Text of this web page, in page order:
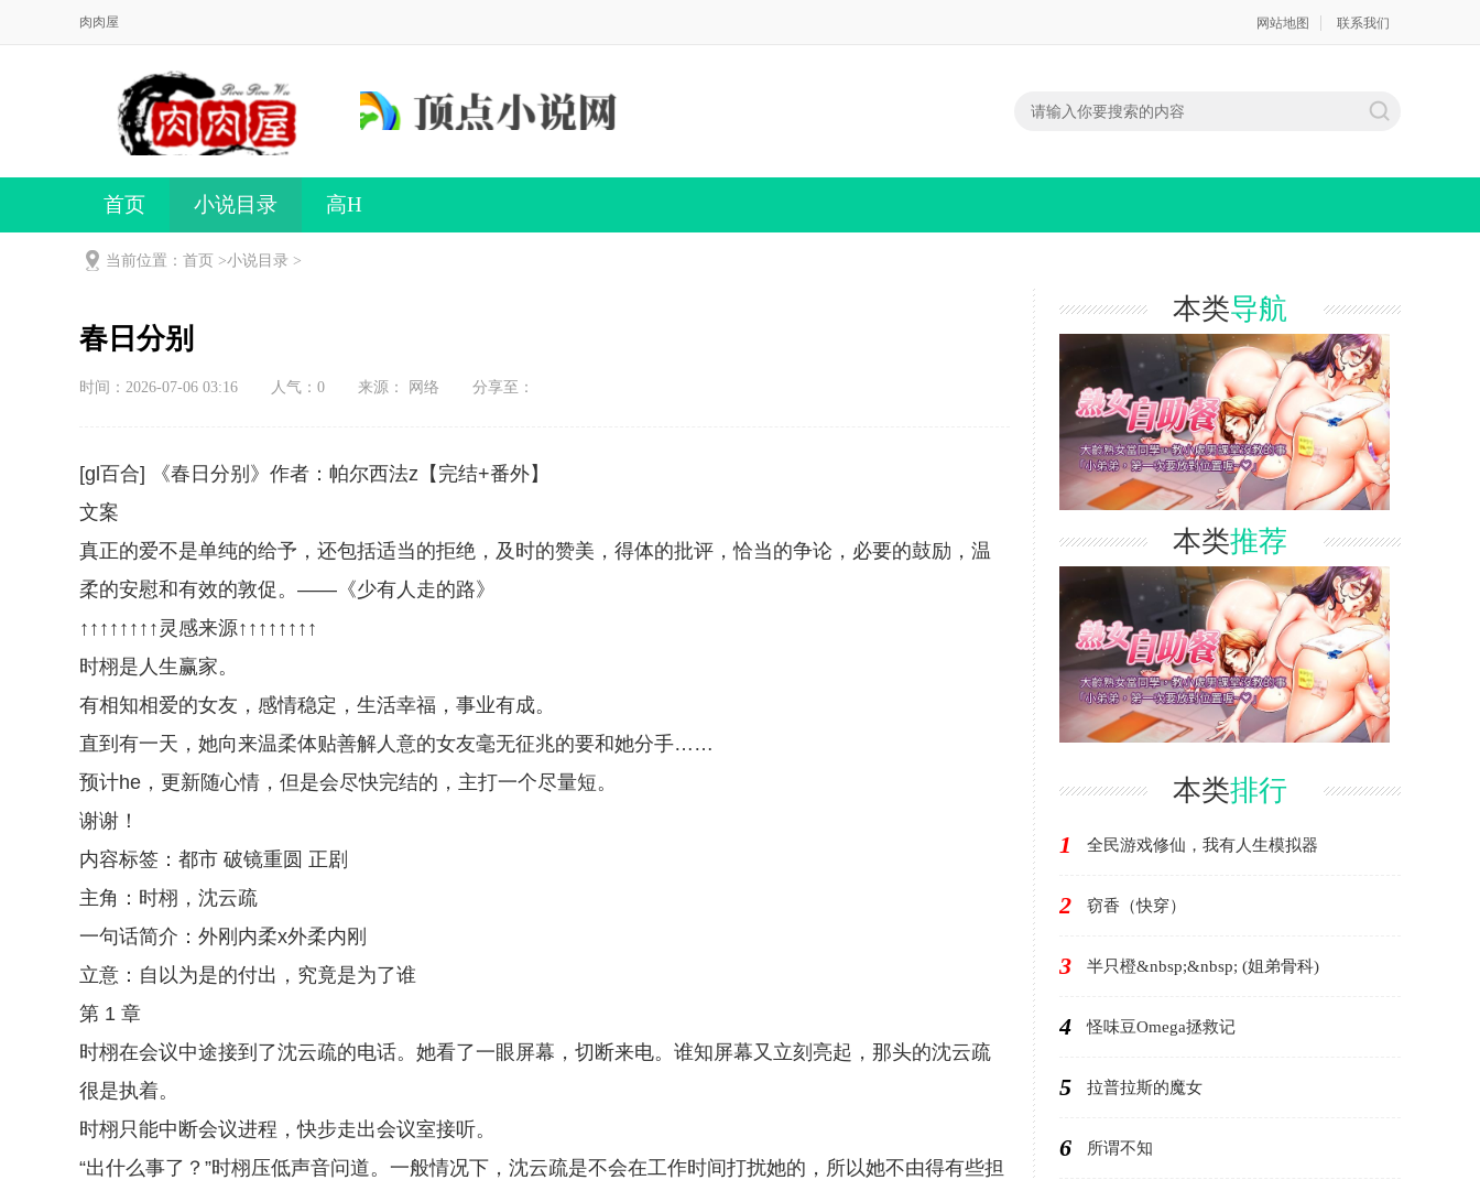
肉肉屋 网站地图 联系我们
首页 小说目录 高H
当前位置：首页 >小说目录 >
春日分别
时间：2026-07-06 03:16 人气： 0 来源： 网络 分享至：
[gl百合] 《春日分别》作者：帕尔西法z【完结+番外】
文案
真正的爱不是单纯的给予，还包括适当的拒绝，及时的赞美，得体的批评，恰当的争论，必要的鼓励，温
柔的安慰和有效的敦促。——《少有人走的路》
↑↑↑↑↑↑↑↑灵感来源↑↑↑↑↑↑↑↑
时栩是人生赢家。
有相知相爱的女友，感情稳定，生活幸福，事业有成。
直到有一天，她向来温柔体贴善解人意的女友毫无征兆的要和她分手……
预计he，更新随心情，但是会尽快完结的，主打一个尽量短。
谢谢！
内容标签：都市 破镜重圆 正剧
主角：时栩，沈云疏
一句话简介：外刚内柔x外柔内刚
立意：自以为是的付出，究竟是为了谁
第 1 章
时栩在会议中途接到了沈云疏的电话。她看了一眼屏幕，切断来电。谁知屏幕又立刻亮起，那头的沈云疏
很是执着。
时栩只能中断会议进程，快步走出会议室接听。
“出什么事了？”时栩压低声音问道。一般情况下，沈云疏是不会在工作时间打扰她的，所以她不由得有些担
本类导航
本类推荐
本类排行
1 全民游戏修仙，我有人生模拟器
2 窃香（快穿）
3 半只橙&nbsp;&nbsp; (姐弟骨科)
4 怪味豆Omega拯救记
5 拉普拉斯的魔女
6 所谓不知